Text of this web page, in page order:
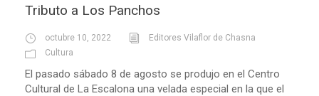
Tributo a Los Panchos
octubre 10, 2022
Editores Vilaflor de Chasna
Cultura
El pasado sábado 8 de agosto se produjo en el Centro
Cultural de La Escalona una velada especial en la que el